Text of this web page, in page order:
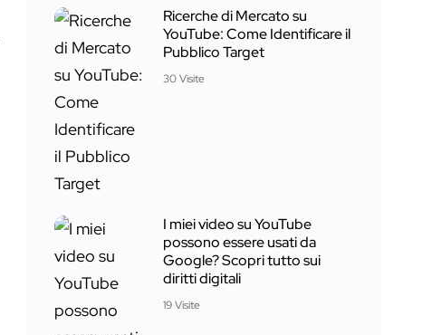
Ricerche di Mercato su
YouTube: Come Identificare il
Pubblico Target
30 Visite
I miei video su YouTube
possono essere usati da
Google? Scopri tutto sui
diritti digitali
19 Visite